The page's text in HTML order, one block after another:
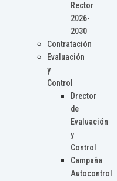
Rector
2026-
2030
Contratación
Evaluación
y
Control
Drector
de
Evaluación
y
Control
Campaña
Autocontrol